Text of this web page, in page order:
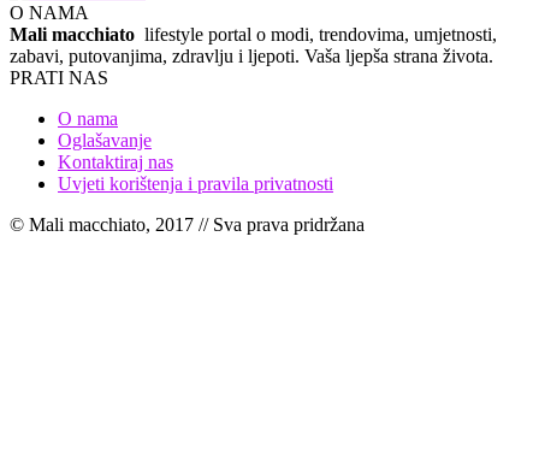
O NAMA
Mali macchiato lifestyle portal o modi, trendovima, umjetnosti,
zabavi, putovanjima, zdravlju i ljepoti. Vaša ljepša strana života.
PRATI NAS
O nama
Oglašavanje
Kontaktiraj nas
Uvjeti korištenja i pravila privatnosti
© Mali macchiato, 2017 // Sva prava pridržana